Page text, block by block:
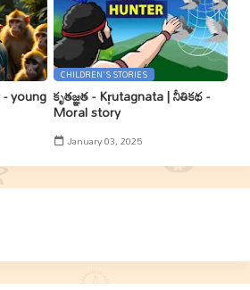
young
CHILDREN'S STORIES
కృతజ్ఞత - Kr̥utagnata | నీతికథ -
Moral story
January 03, 2025